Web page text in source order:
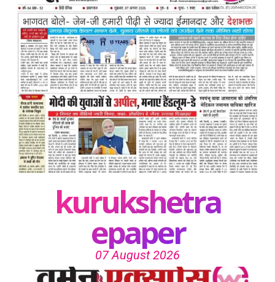
kurukshetra
epaper
07 August 2026